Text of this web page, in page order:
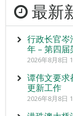
最新
行政长官岑
年 – 第四届
2026年8月8日
谭伟文要求
更新工作
2026年8月8日